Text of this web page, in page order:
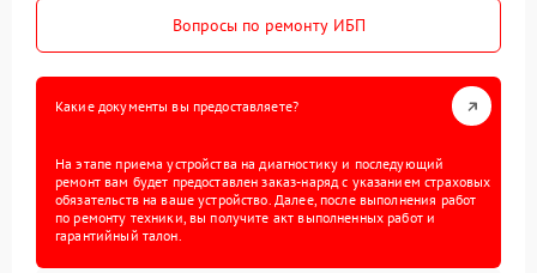
Вопросы по ремонту ИБП
Какие документы вы предоставляете?
На этапе приема устройства на диагностику и последующий
ремонт вам будет предоставлен заказ-наряд с указанием страховых
обязательств на ваше устройство. Далее, после выполнения работ
по ремонту техники, вы получите акт выполненных работ и
гарантийный талон.